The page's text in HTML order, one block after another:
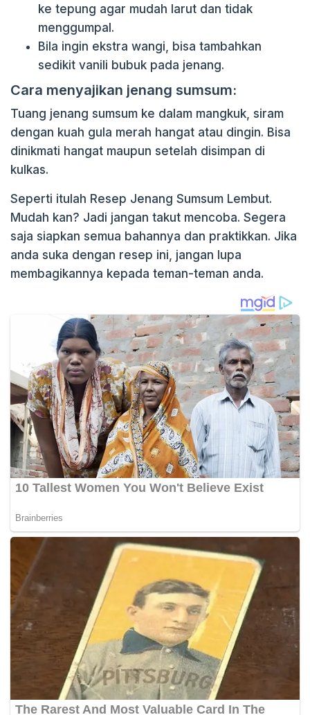
ke tepung agar mudah larut dan tidak
menggumpal.
Bila ingin ekstra wangi, bisa tambahkan
sedikit vanili bubuk pada jenang.
Cara menyajikan jenang sumsum:
Tuang jenang sumsum ke dalam mangkuk, siram
dengan kuah gula merah hangat atau dingin. Bisa
dinikmati hangat maupun setelah disimpan di
kulkas.
Seperti itulah Resep Jenang Sumsum Lembut.
Mudah kan? Jadi jangan takut mencoba. Segera
saja siapkan semua bahannya dan praktikkan. Jika
anda suka dengan resep ini, jangan lupa
membagikannya kepada teman-teman anda.